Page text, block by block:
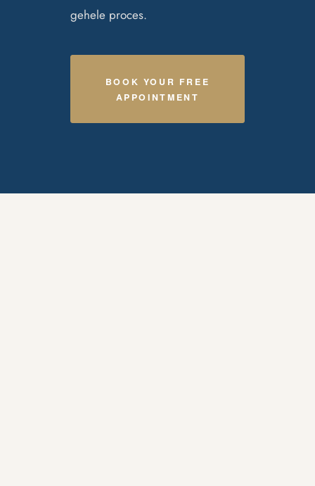
gehele proces.
BOOK YOUR FREE
APPOINTMENT